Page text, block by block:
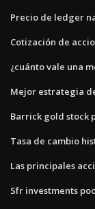
Precio de ledger
Cotización de
¿cuánto vale una
Mejor estrategia
Barrick gold stock
Tasa de cambio
Las principales
Sfr investments